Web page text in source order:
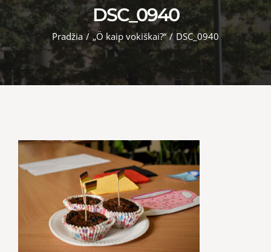
DSC_0940
Pradžia / „Ö kaip vokiškai?“ / DSC_0940